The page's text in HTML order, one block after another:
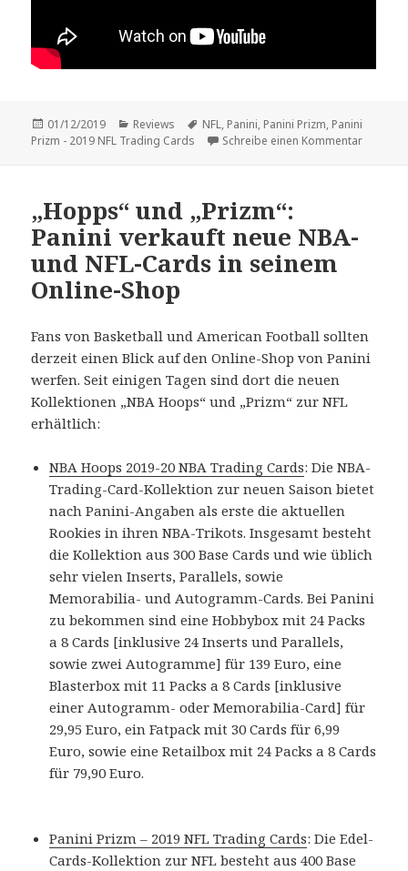
Veröffentlicht
am
01/12/2019 Kategorien
Reviews Schlagwörter
NFL, Panini, Panini Prizm, Panini
Prizm - 2019 NFL Trading Cards
Schreibe einen Kommentarzu
„Hopps“ und „Prizm“:
Panini verkauft neue NBA-
und NFL-Cards in seinem
Online-Shop
Fans von Basketball und American Football sollten
derzeit einen Blick auf den Online-Shop von Panini
werfen. Seit einigen Tagen sind dort die neuen
Kollektionen „NBA Hoops“ und „Prizm“ zur NFL
erhältlich:
NBA Hoops 2019-20 NBA Trading Cards: Die NBA-
Trading-Card-Kollektion zur neuen Saison bietet
nach Panini-Angaben als erste die aktuellen
Rookies in ihren NBA-Trikots. Insgesamt besteht
die Kollektion aus 300 Base Cards und wie üblich
sehr vielen Inserts, Parallels, sowie
Memorabilia- und Autogramm-Cards. Bei Panini
zu bekommen sind eine Hobbybox mit 24 Packs
a 8 Cards [inklusive 24 Inserts und Parallels,
sowie zwei Autogramme] für 139 Euro, eine
Blasterbox mit 11 Packs a 8 Cards [inklusive
einer Autogramm- oder Memorabilia-Card] für
29,95 Euro, ein Fatpack mit 30 Cards für 6,99
Euro, sowie eine Retailbox mit 24 Packs a 8 Cards
für 79,90 Euro.
Panini Prizm – 2019 NFL Trading Cards: Die Edel-
Cards-Kollektion zur NFL besteht aus 400 Base